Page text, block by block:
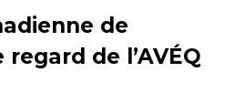
de
de l’AVÉQ